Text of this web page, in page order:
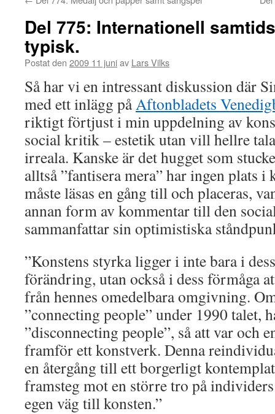
Del 775: Internationell
typisk.
Postat den 2009 11 juniav Lars Vilks
Så har vi en intressant diskussion där
med ett inlägg påAftonbladets
riktigt förtjust i min uppdelning av
social kritik – estetik utan vill hellre
irreala. Kanske är det hugget som
alltså ”fantisera mera” har ingen plats i
måste läsas en gång till och placeras,
annan form av kommentar till den
sammanfattar sin optimistiska
”Konstens styrka ligger i inte bara i
förändring, utan också i dess förmåga
från hennes omedelbara omgivning.
”connecting people” under 1990 talet,
”disconnecting people”, så att var och
framför ett konstverk. Denna
en återgång till ett borgerligt
framsteg mot en större tro på
egen väg till konsten.”